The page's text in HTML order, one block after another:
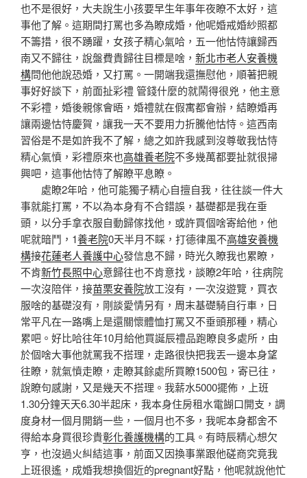
也不是很好，大夫說生小孩要早生年事年夜瞭不太好，這
事他了解。這期間打罵也多為瞭成婚，他呢婚戒婚紗照都
不籌措，很不踴躍，女孩子精心氣哈，五一他怙恃讓歸西
南又不歸往，說盤費貴歸往目標是啥， 新北市老人安養機
構問他他說恐婚，又打罵。一開端我還撫慰他，順著把親
事好好談下，前面扯彩禮 管錢什麼的就鬧得很兇，他主意
不彩禮，婚後親傢會晤，婚禮就在假寓都會辦，結瞭婚再
讓兩邊怙恃慶賀，讓我一天不要用力折騰他怙恃。這西南
習俗是不是如許我不了解，總之如許我感到沒尊敬我怙恃
精心氣憤，彩禮原來也高雄養老院不多幾萬都要扯就很掃
興吧，這事他怙恃了解瞭平息瞭。
處瞭2年哈，他可能獨子精心自擅自我，往往談一件大
事就能打罵，不以為本身有不合錯誤，基礎都是我在垂
頭，以分手拿衣服自動歸傢找他，或許買個啥寄給他，他
呢就暗鬥，1養老院0天半月不睬，打德律風不高雄安養機
構接花蓮老人養護中心發信息不歸，時光久瞭我也累瞭，
不肯新竹長照中心意歸往也不肯意找，談瞭2年哈，往病院
一次沒陪伴，接苗栗安養院放工沒有，一次沒遊覽，買衣
服啥的基礎沒有，剛談愛情另有，周末基礎騎自行車，日
常平凡在一路嘴上是還關懷體恤打罵又不垂頭那種，精心
累吧。好比哈往年10月給他買誕辰禮品跑瞭良多處所，由
於個啥大事他就罵我不搭理，走路很快把我丟一邊本身望
往瞭，就氣憤走瞭，走瞭其餘處所買瞭1500包，寄已往，
說瞭句感謝，又是幾天不搭理。我薪水5000擺佈，上班
1.30分鐘天天6.30半起床，我本身住房租水電餬口開支，調
度身材一個月開銷一些，一個月也不多，我呢本身都舍不
得給本身買很珍貴彰化養護機構的工具。有時辰精心想欠
亨，也沒過火糾結這事，前面又因換事業跟他磋商究竟我
上班很遙，成婚我想換個近的pregnant好點，他呢就說他忙